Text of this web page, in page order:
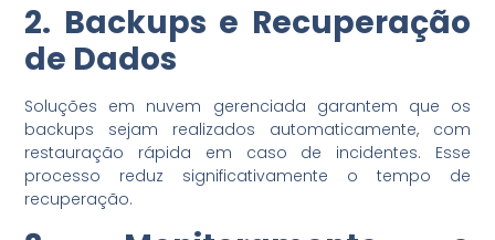
2. Backups e Recuperação
de Dados
Soluções em nuvem gerenciada garantem que os
backups sejam realizados automaticamente, com
restauração rápida em caso de incidentes. Esse
processo reduz significativamente o tempo de
recuperação.